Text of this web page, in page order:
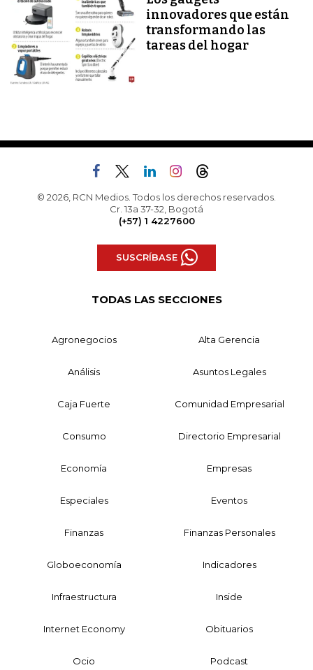
innovadores que están
transformando las
tareas del hogar
© 2026, RCN Medios. Todos los derechos reservados.
Cr. 13a 37-32, Bogotá
(+57) 1 4227600
SUSCRÍBASE
TODAS LAS SECCIONES
Agronegocios Alta Gerencia
Análisis Asuntos Legales
Caja Fuerte Comunidad Empresarial
Consumo Directorio Empresarial
Economía Empresas
Especiales Eventos
Finanzas Finanzas Personales
Globoeconomía Indicadores
Infraestructura Inside
Internet Economy Obituarios
Ocio Podcast